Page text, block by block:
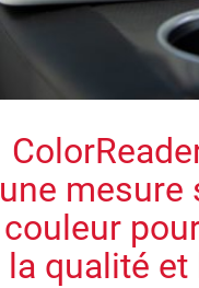
une mesure
couleur
la qualité et